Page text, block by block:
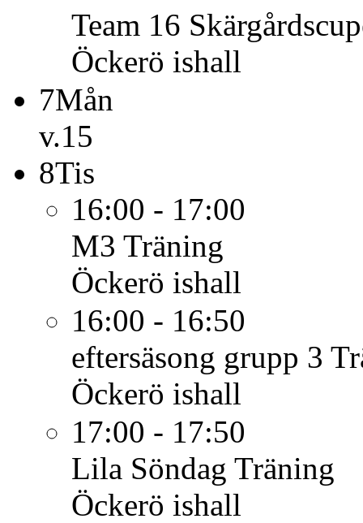
Team 16
Öckerö ishall
7Mån
v.15
8Tis
16:00 - 17:00
M3 Träning
Öckerö ishall
16:00 - 16:50
eftersäsong grupp 3
Öckerö ishall
17:00 - 17:50
Lila Söndag Träning
Öckerö ishall